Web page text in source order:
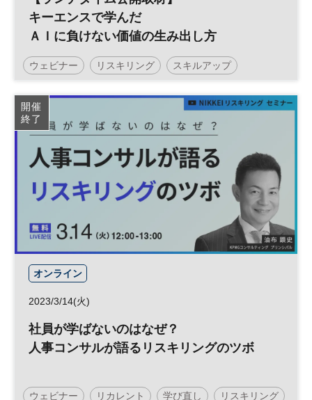
キーエンスで学んだ
ＡＩに負けない価値の生み出し方
ウェビナー リスキリング スキルアップ
テクノロジー
参加無料
開催
終了
オンライン
2023/3/14(火)
社員が学ばないのはなぜ？
人事コンサルが語るリスキリングのツボ
ウェビナー リカレント 学び直し リスキリング